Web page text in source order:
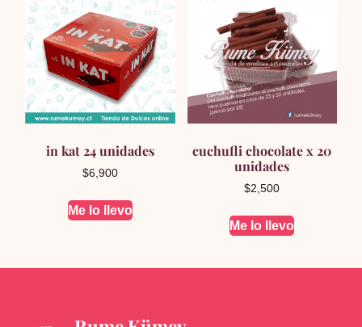
in kat 24 unidades
$6,900
Me lo llevo
cuchufli chocolate x 20
unidades
$2,500
Me lo llevo